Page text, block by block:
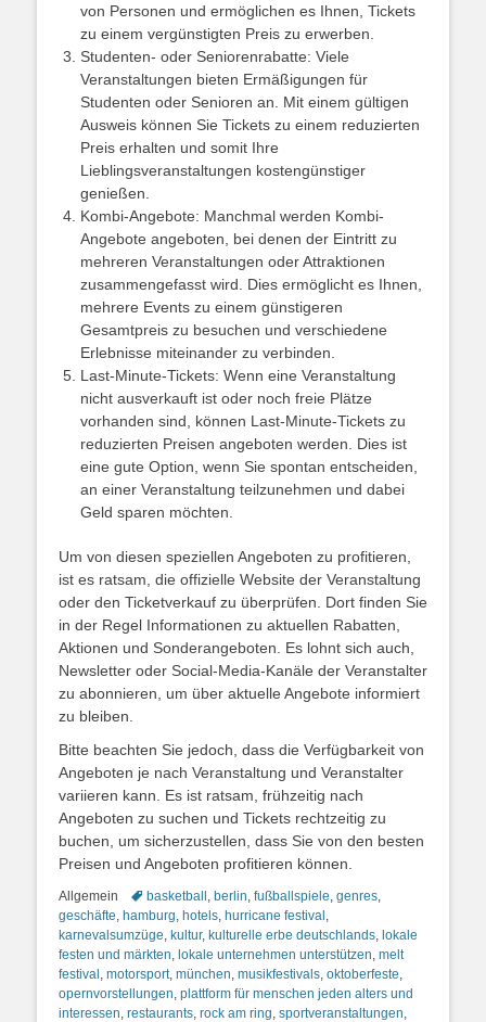
von Personen und ermöglichen es Ihnen, Tickets
zu einem vergünstigten Preis zu erwerben.
Studenten- oder Seniorenrabatte: Viele
Veranstaltungen bieten Ermäßigungen für
Studenten oder Senioren an. Mit einem gültigen
Ausweis können Sie Tickets zu einem reduzierten
Preis erhalten und somit Ihre
Lieblingsveranstaltungen kostengünstiger
genießen.
Kombi-Angebote: Manchmal werden Kombi-
Angebote angeboten, bei denen der Eintritt zu
mehreren Veranstaltungen oder Attraktionen
zusammengefasst wird. Dies ermöglicht es Ihnen,
mehrere Events zu einem günstigeren
Gesamtpreis zu besuchen und verschiedene
Erlebnisse miteinander zu verbinden.
Last-Minute-Tickets: Wenn eine Veranstaltung
nicht ausverkauft ist oder noch freie Plätze
vorhanden sind, können Last-Minute-Tickets zu
reduzierten Preisen angeboten werden. Dies ist
eine gute Option, wenn Sie spontan entscheiden,
an einer Veranstaltung teilzunehmen und dabei
Geld sparen möchten.
Um von diesen speziellen Angeboten zu profitieren,
ist es ratsam, die offizielle Website der Veranstaltung
oder den Ticketverkauf zu überprüfen. Dort finden Sie
in der Regel Informationen zu aktuellen Rabatten,
Aktionen und Sonderangeboten. Es lohnt sich auch,
Newsletter oder Social-Media-Kanäle der Veranstalter
zu abonnieren, um über aktuelle Angebote informiert
zu bleiben.
Bitte beachten Sie jedoch, dass die Verfügbarkeit von
Angeboten je nach Veranstaltung und Veranstalter
variieren kann. Es ist ratsam, frühzeitig nach
Angeboten zu suchen und Tickets rechtzeitig zu
buchen, um sicherzustellen, dass Sie von den besten
Preisen und Angeboten profitieren können.
Kategorien
Allgemein Schlagworte
basketball , berlin, fußballspiele, genres,
geschäfte, hamburg, hotels, hurricane festival ,
karnevalsumzüge, kultur, kulturelle erbe deutschlands, lokale
festen und märkten, lokale unternehmen unterstützen, melt
festival , motorsport, münchen, musikfestivals, oktoberfeste,
opernvorstellungen, plattform für menschen jeden alters und
interessen, restaurants, rock am ring, sportveranstaltungen,